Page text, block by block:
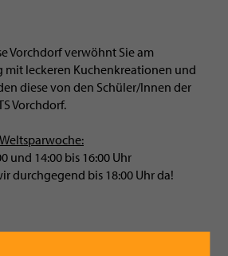
Vorchdorf verwöhnt Sie am
mit leckeren Kuchenkreationen und
diese von den Schüler/Innen der
Vorchdorf.
und 14:00 bis 16:00 Uhr
durchgegend bis 18:00 Uhr da!